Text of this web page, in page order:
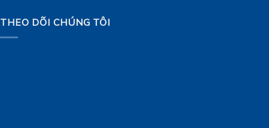
THEO DÕI CHÚNG TÔI